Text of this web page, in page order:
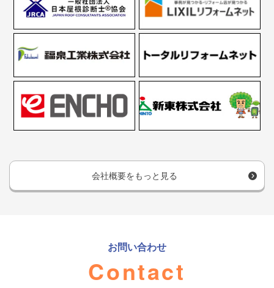
会社概要をもっと見る
お問い合わせ
Contact